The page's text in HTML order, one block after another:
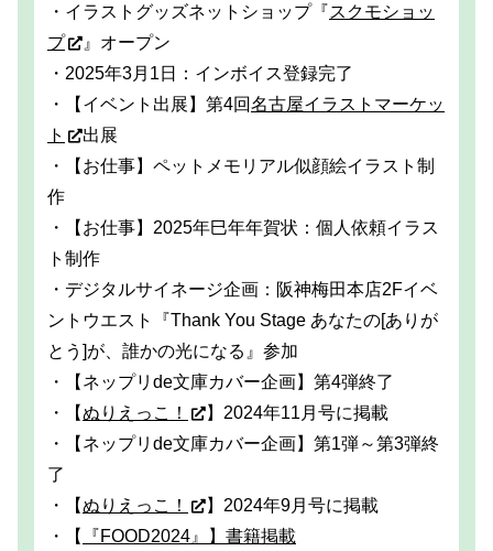
・イラストグッズネットショップ『スクモショッ
プ
』オープン
・2025年3月1日：インボイス登録完了
・【イベント出展】第4回名古屋イラストマーケッ
ト
出展
・【お仕事】ペットメモリアル似顔絵イラスト制
作
・【お仕事】2025年巳年年賀状：個人依頼イラス
ト制作
・デジタルサイネージ企画：阪神梅田本店2Fイベ
ントウエスト『Thank You Stage あなたの[ありが
とう]が、誰かの光になる』参加
・【ネップリde文庫カバー企画】第4弾終了
・【ぬりえっこ！
】2024年11月号に掲載
・【ネップリde文庫カバー企画】第1弾～第3弾終
了
・【ぬりえっこ！
】2024年9月号に掲載
・【
『FOOD2024』】書籍掲載